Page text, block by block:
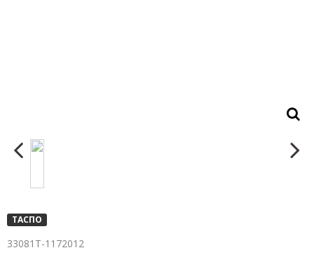
ТАСПО
33081Т-1172012